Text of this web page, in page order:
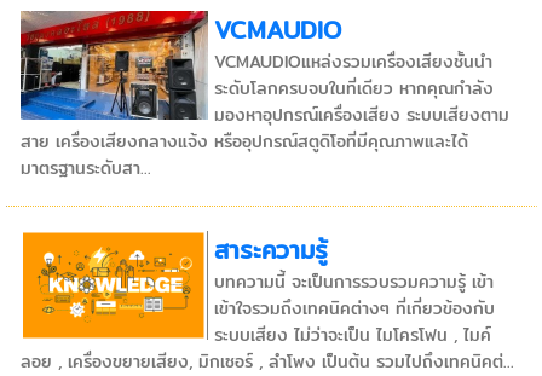
VCMAUDIO
VCMAUDIOแหล่งรวมเครื่องเสียงชั้นนำ
ระดับโลกครบจบในที่เดียว หากคุณกำลัง
มองหาอุปกรณ์เครื่องเสียง ระบบเสียงตาม
สาย เครื่องเสียงกลางแจ้ง หรืออุปกรณ์สตูดิโอที่มีคุณภาพและได้
มาตรฐานระดับสา...
สาระความรู้
บทความนี้ จะเป็นการรวบรวมความรู้ เข้า
เข้าใจรวมถึงเทคนิคต่างๆ ที่เกี่ยวข้องกับ
ระบบเสียง ไม่ว่าจะเป็น ไมโครโฟน , ไมค์
ลอย , เครื่องขยายเสียง, มิกเซอร์ , ลำโพง เป็นต้น รวมไปถึงเทคนิคต่...